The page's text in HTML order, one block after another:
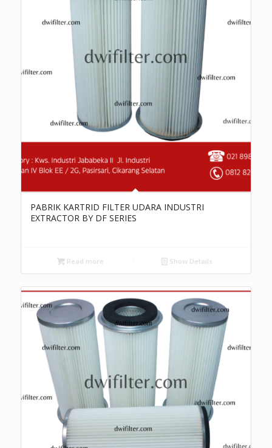
PABRIK KARTRID FILTER UDARA INDUSTRI
EXTRACTOR BY DF SERIES
Read more Show Details